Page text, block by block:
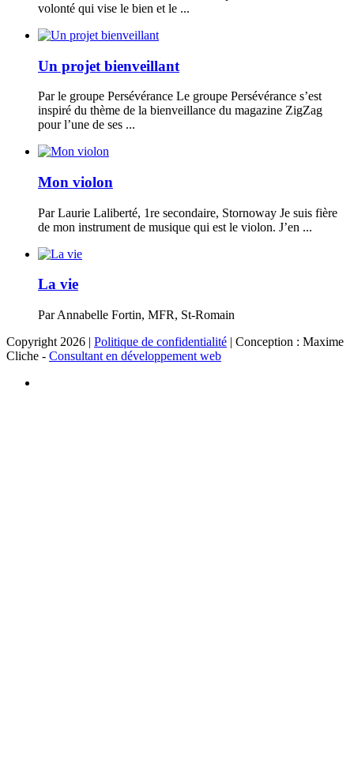
volonté qui vise le bien et le ...
Un projet bienveillant
Par le groupe Persévérance Le groupe Persévérance s’est
inspiré du thème de la bienveillance du magazine ZigZag
pour l’une de ses ...
Mon violon
Par Laurie Laliberté, 1re secondaire, Stornoway Je suis fière
de mon instrument de musique qui est le violon. J’en ...
La vie
Par Annabelle Fortin, MFR, St-Romain
Copyright 2026 | Politique de confidentialité | Conception : Maxime
Cliche - Consultant en développement web